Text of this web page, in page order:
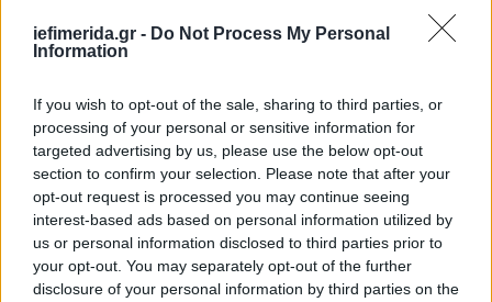
iefimerida.gr - Do Not Process My Personal
Information
If you wish to opt-out of the sale, sharing to third parties, or
processing of your personal or sensitive information for
targeted advertising by us, please use the below opt-out
section to confirm your selection. Please note that after your
opt-out request is processed you may continue seeing
interest-based ads based on personal information utilized by
us or personal information disclosed to third parties prior to
your opt-out. You may separately opt-out of the further
disclosure of your personal information by third parties on the
ΠΟΛΙΤΙΚΗ 02/10/2024 09:55
Ανδρουλάκης: Το ΠΑΣΟΚ μπορεί να είναι
κυβέρνηση στις επόμενες εκλογές